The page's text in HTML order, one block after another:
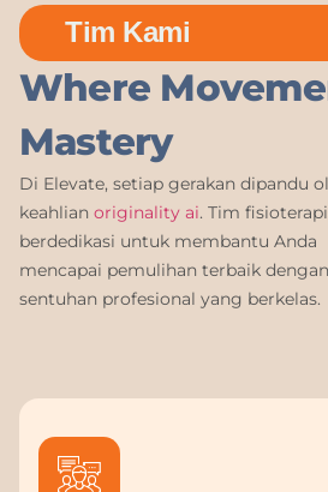
Tim Kami
Where
Mastery
Di Elevate, setiap gerakan dipandu
keahlian originality ai. Tim
berdedikasi untuk membantu Anda
mencapai pemulihan terbaik dengan
sentuhan profesional yang berkelas.